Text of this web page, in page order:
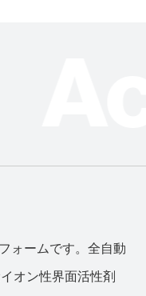
ォームです。全自動
オン性界面活性剤